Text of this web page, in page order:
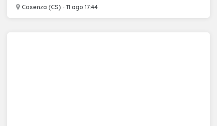
Cosenza (CS) - 11 ago 17:44